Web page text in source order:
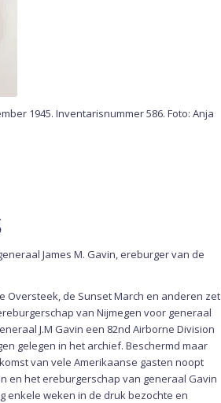
1945. Inventarisnummer 586. Foto: Anja
James M. Gavin, ereburger van de
Oversteek, de Sunset March en anderen zet
van Nijmegen voor generaal
J.M Gavin een 82nd Airborne Division
gelegen in het archief. Beschermd maar
van vele Amerikaanse gasten noopt
en het ereburgerschap van generaal Gavin
enkele weken in de druk bezochte en